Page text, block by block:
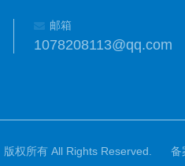
邮箱
1078208113@qq.com
权所有 All Rights Reserved.
备